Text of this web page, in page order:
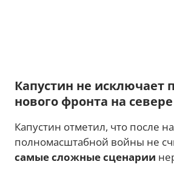
Капустин не исключает
нового фронта на севере
Капустин отметил, что после
полномасштабной войны не
самые сложные сценарии